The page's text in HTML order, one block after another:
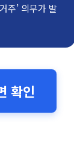
주’ 의무가 발
확인